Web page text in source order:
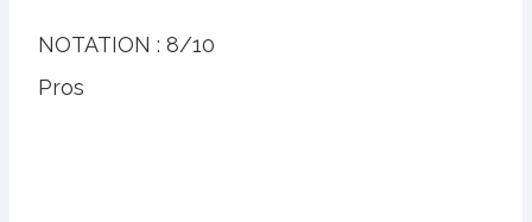
NOTATION : 8/10
Pros